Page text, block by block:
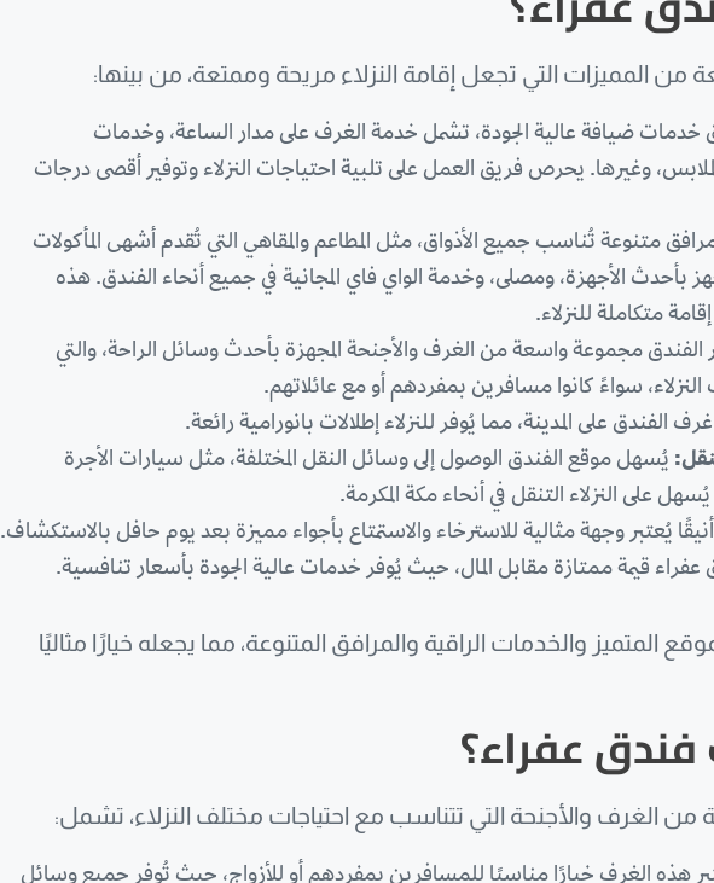
المميزات التي تجعل إقامة النزلاء مريحة وممتعة، من بينها:
خدمات ضيافة عالية الجودة، تشمل خدمة الغرف على مدار الساعة، وخدمات
وغيرها. يحرص فريق العمل على تلبية احتياجات النزلاء وتوفير أقصى درجات
متنوعة تُناسب جميع الأذواق، مثل المطاعم والمقاهي التي تُقدم أشهى المأكولات
بأحدث الأجهزة، ومصلى، وخدمة الواي فاي المجانية في جميع أنحاء الفندق. هذه
متكاملة للنزلاء.
الفندق مجموعة واسعة من الغرف والأجنحة المجهزة بأحدث وسائل الراحة، والتي
سواءً كانوا مسافرين بمفردهم أو مع عائلاتهم.
على المدينة، مما يُوفر للنزلاء إطلالات بانورامية رائعة.
يُسهل موقع الفندق الوصول إلى وسائل النقل المختلفة، مثل سيارات الأجرة
على النزلاء التنقل في أنحاء مكة المكرمة.
أنيقًا يُعتبر وجهة مثالية للاسترخاء والاستمتاع بأجواء مميزة بعد يوم حافل بالاستكشاف.
قيمة ممتازة مقابل المال، حيث يُوفر خدمات عالية الجودة بأسعار تنافسية.
المتميز والخدمات الراقية والمرافق المتنوعة، مما يجعله خيارًا مثاليًا
عفراء؟
الغرف والأجنحة التي تتناسب مع احتياجات مختلف النزلاء، تشمل:
هذه الغرف خيارًا مناسبًا للمسافرين بمفردهم أو للأزواج، حيث تُوفر جميع وسائل